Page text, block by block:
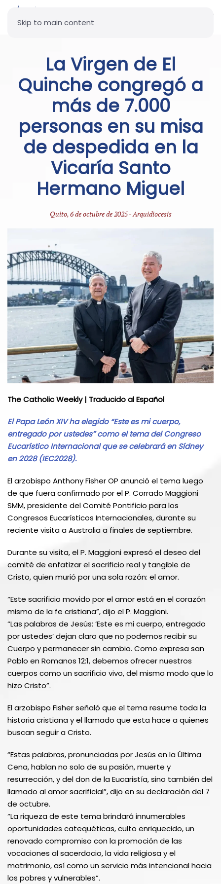
Skip to main content
La Virgen de El
Quinche congregó a
más de 7.000
personas en su misa
de despedida en la
Vicaría Santo
Hermano Miguel
Quito, 6 de octubre de 2025 - Arquidiocesis
The Catholic Weekly | Traducido al Español
El Papa León XIV ha elegido “Este es mi cuerpo,
entregado por ustedes” como el tema del Congreso
Eucarístico Internacional que se celebrará en Sídney
en 2028 (IEC2028).
El arzobispo Anthony Fisher OP anunció el tema luego
de que fuera confirmado por el P. Corrado Maggioni
SMM, presidente del Comité Pontificio para los
Congresos Eucarísticos Internacionales, durante su
reciente visita a Australia a finales de septiembre.
Durante su visita, el P. Maggioni expresó el deseo del
comité de enfatizar el sacrificio real y tangible de
Cristo, quien murió por una sola razón: el amor.
“Este sacrificio movido por el amor está en el corazón
mismo de la fe cristiana”, dijo el P. Maggioni.
“Las palabras de Jesús: ‘Este es mi cuerpo, entregado
por ustedes’ dejan claro que no podemos recibir su
Cuerpo y permanecer sin cambio. Como expresa san
Pablo en Romanos 12:1, debemos ofrecer nuestros
cuerpos como un sacrificio vivo, del mismo modo que lo
hizo Cristo”.
El arzobispo Fisher señaló que el tema resume toda la
historia cristiana y el llamado que esta hace a quienes
buscan seguir a Cristo.
“Estas palabras, pronunciadas por Jesús en la Última
Cena, hablan no solo de su pasión, muerte y
resurrección, y del don de la Eucaristía, sino también del
llamado al amor sacrificial”, dijo en su declaración del 7
de octubre.
“La riqueza de este tema brindará innumerables
oportunidades catequéticas, culto enriquecido, un
renovado compromiso con la promoción de las
vocaciones al sacerdocio, la vida religiosa y el
matrimonio, así como un servicio más intencional hacia
los pobres y vulnerables”.